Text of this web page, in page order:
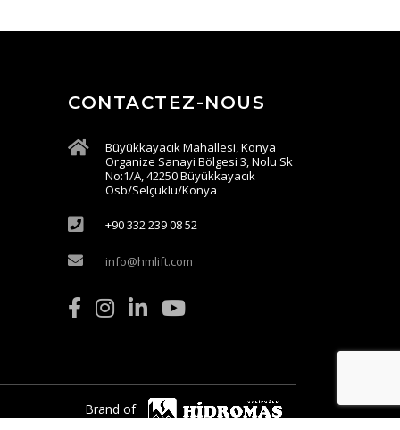
CONTACTEZ-NOUS
Büyükkayacık Mahallesi, Konya
Organize Sanayi Bölgesi 3, Nolu Sk
No:1/A, 42250 Büyükkayacık
Osb/Selçuklu/Konya
+90 332 239 08 52
info@hmlift.com
Brand of